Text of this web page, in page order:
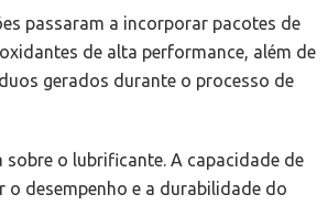
passaram a incorporar pacotes de
de alta performance, além de
gerados durante o processo de
o lubrificante. A capacidade de
desempenho e a durabilidade do